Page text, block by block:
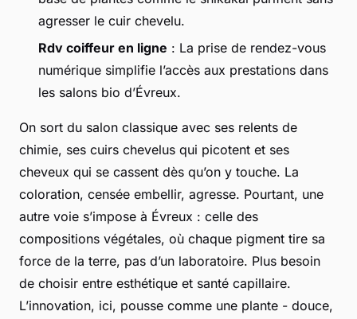
agresser le cuir chevelu.
Rdv coiffeur en ligne : La prise de rendez-vous
numérique simplifie l’accès aux prestations dans
les salons bio d’Évreux.
On sort du salon classique avec ses relents de
chimie, ses cuirs chevelus qui picotent et ses
cheveux qui se cassent dès qu’on y touche. La
coloration, censée embellir, agresse. Pourtant, une
autre voie s’impose à Évreux : celle des
compositions végétales, où chaque pigment tire sa
force de la terre, pas d’un laboratoire. Plus besoin
de choisir entre esthétique et santé capillaire.
L’innovation, ici, pousse comme une plante - douce,